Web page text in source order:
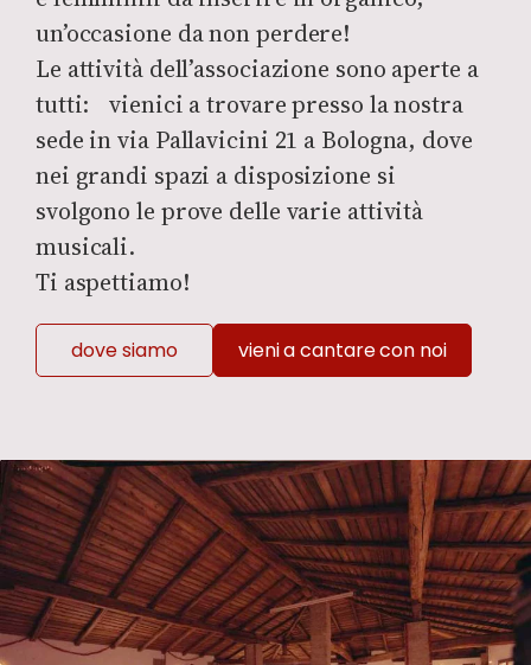
un’occasione da non perdere!
Le attività dell’associazione sono aperte a
tutti: vienici a trovare presso la nostra
sede in via Pallavicini 21 a Bologna, dove
nei grandi spazi a disposizione si
svolgono le prove delle varie attività
musicali.
Ti aspettiamo!
dove siamo vieni a cantare con noi